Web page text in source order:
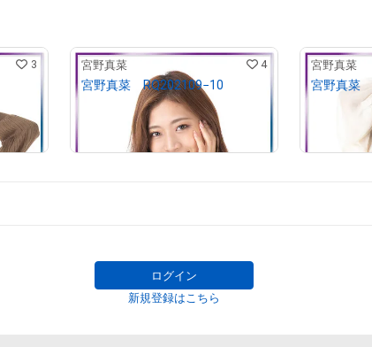
3 宮野真菜 4
宮野真菜 RQ202109−10
売出し（初回販売）
宮野真菜
宮野真菜
10,000
ログイン
新規登録はこちら